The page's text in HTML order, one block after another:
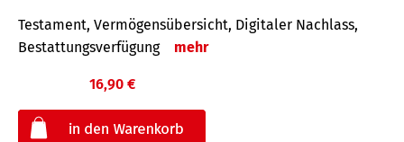
Testament, Vermögens­übersicht, Digitaler Nach­lass,
Bestat­tungs­ver­fügung
mehr
16,90 €